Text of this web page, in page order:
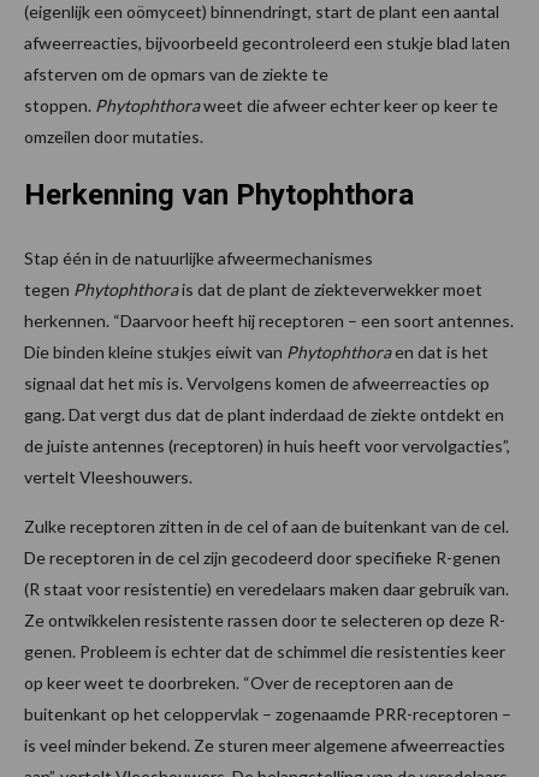
(eigenlijk een oömyceet) binnendringt, start de plant een aantal
afweerreacties, bijvoorbeeld gecontroleerd een stukje blad laten
afsterven om de opmars van de ziekte te
stoppen. Phytophthoraweet die afweer echter keer op keer te
omzeilen door mutaties.
Herkenning van Phytophthora
Stap één in de natuurlijke afweermechanismes
tegen Phytophthorais dat de plant de ziekteverwekker moet
herkennen. “Daarvoor heeft hij receptoren – een soort antennes.
Die binden kleine stukjes eiwit van Phytophthoraen dat is het
signaal dat het mis is. Vervolgens komen de afweerreacties op
gang. Dat vergt dus dat de plant inderdaad de ziekte ontdekt en
de juiste antennes (receptoren) in huis heeft voor vervolgacties”,
vertelt Vleeshouwers.
Zulke receptoren zitten in de cel of aan de buitenkant van de cel.
De receptoren in de cel zijn gecodeerd door specifieke R-genen
(R staat voor resistentie) en veredelaars maken daar gebruik van.
Ze ontwikkelen resistente rassen door te selecteren op deze R-
genen. Probleem is echter dat de schimmel die resistenties keer
op keer weet te doorbreken. “Over de receptoren aan de
buitenkant op het celoppervlak – zogenaamde PRR-receptoren –
is veel minder bekend. Ze sturen meer algemene afweerreacties